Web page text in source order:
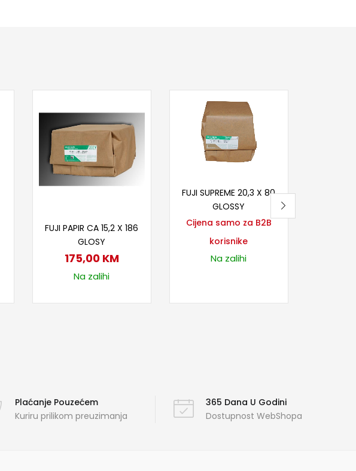
FUJI PAPIR CA 15,2 X 186
GLOSY
175,00 KM
Na zalihi
FUJI SUPREME 20,3 X 80
GLOSSY
Cijena samo za B2B
korisnike
Na zalihi
Plaćanje Pouzećem
Kuriru prilikom preuzimanja
365 Dana U Godini
Dostupnost WebShopa